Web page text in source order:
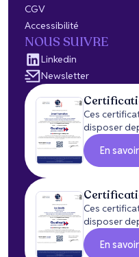
CGV
Accessibilité
NOUS SUIVRE
Linkedin
Newsletter
Ces
disposer
En
Ces
disposer
En